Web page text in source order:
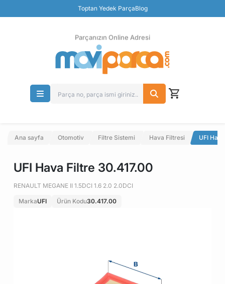
Toptan Yedek ParçaBlog
Ücretsiz İade
Parçanızın Online Adresi
Ana sayfa Otomotiv Filtre Sistemi Hava Filtresi UFI
UFI Hava Filtre 30.417.00
RENAULT MEGANE II 1.5DCI 1.6 2.0 2.0DCI
MarkaUFI Ürün Kodu30.417.00